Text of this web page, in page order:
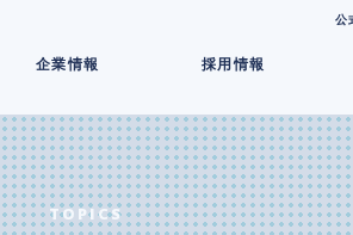
公
ツ
へ
ス
キ
ッ
企業情報 採用情報
TOPICS